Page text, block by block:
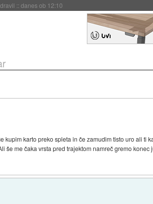
dve leti::danes ob 11:37
kupim karto preko spleta in če zamudim tisto uro ali ti
še me čaka vrsta pred trajektom namreč gremo